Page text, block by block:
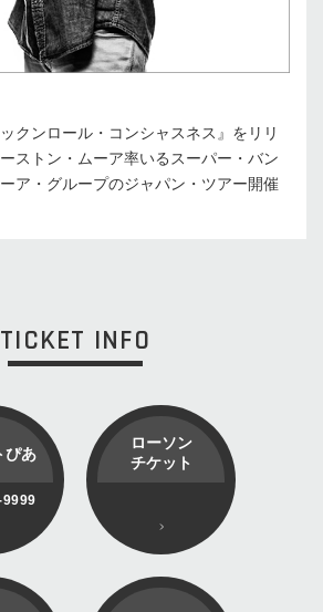
クンロール・コンシャスネス』をリリ
ストン・ムーア率いるスーパー・バン
ア・グループのジャパン・ツアー開催
TICKET INFO
ぴあ
ローソン
チケット